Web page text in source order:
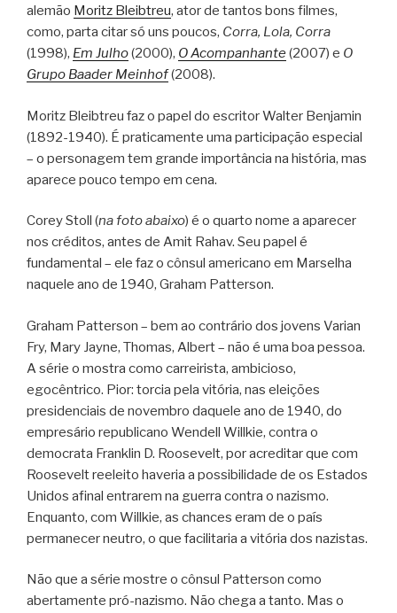
alemão Moritz Bleibtreu, ator de tantos bons filmes,
como, parta citar só uns poucos, Corra, Lola, Corra
(1998), Em Julho(2000), O Acompanhante(2007) e O
Grupo Baader Meinhof(2008).
Moritz Bleibtreu faz o papel do escritor Walter Benjamin
(1892-1940). É praticamente uma participação especial
– o personagem tem grande importância na história, mas
aparece pouco tempo em cena.
Corey Stoll (na foto abaixo) é o quarto nome a aparecer
nos créditos, antes de Amit Rahav. Seu papel é
fundamental – ele faz o cônsul americano em Marselha
naquele ano de 1940, Graham Patterson.
Graham Patterson – bem ao contrário dos jovens Varian
Fry, Mary Jayne, Thomas, Albert – não é uma boa pessoa.
A série o mostra como carreirista, ambicioso,
egocêntrico. Pior: torcia pela vitória, nas eleições
presidenciais de novembro daquele ano de 1940, do
empresário republicano Wendell Willkie, contra o
democrata Franklin D. Roosevelt, por acreditar que com
Roosevelt reeleito haveria a possibilidade de os Estados
Unidos afinal entrarem na guerra contra o nazismo.
Enquanto, com Willkie, as chances eram de o país
permanecer neutro, o que facilitaria a vitória dos nazistas.
Não que a série mostre o cônsul Patterson como
abertamente pró-nazismo. Não chega a tanto. Mas o